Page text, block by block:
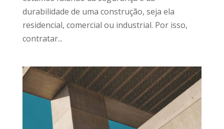
durabilidade de uma construção, seja ela
residencial, comercial ou industrial. Por isso,
contratar...